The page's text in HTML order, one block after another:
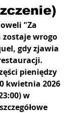
"Za
zostaje wrogo
gdy zjawia
pieniędzy
kwietnia 2026
w